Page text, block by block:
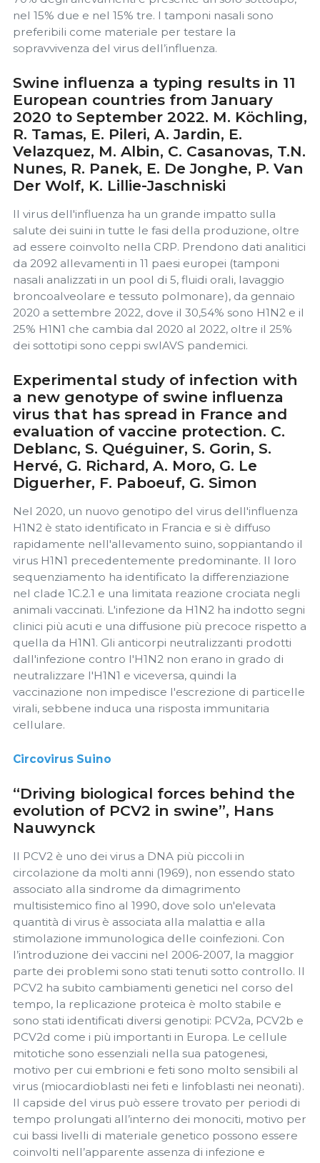
nel 15% due e nel 15% tre. I tamponi nasali sono
preferibili come materiale per testare la
sopravvivenza del virus dell’influenza.
Swine influenza a typing results in 11
European countries from January
2020 to September 2022. M. Köchling,
R. Tamas, E. Pileri, A. Jardin, E.
Velazquez, M. Albin, C. Casanovas, T.N.
Nunes, R. Panek, E. De Jonghe, P. Van
Der Wolf, K. Lillie-Jaschniski
Il virus dell'influenza ha un grande impatto sulla
salute dei suini in tutte le fasi della produzione, oltre
ad essere coinvolto nella CRP. Prendono dati analitici
da 2092 allevamenti in 11 paesi europei (tamponi
nasali analizzati in un pool di 5, fluidi orali, lavaggio
broncoalveolare e tessuto polmonare), da gennaio
2020 a settembre 2022, dove il 30,54% sono H1N2 e il
25% H1N1 che cambia dal 2020 al 2022, oltre il 25%
dei sottotipi sono ceppi swIAVS pandemici.
Experimental study of infection with
a new genotype of swine influenza
virus that has spread in France and
evaluation of vaccine protection. C.
Deblanc, S. Quéguiner, S. Gorin, S.
Hervé, G. Richard, A. Moro, G. Le
Diguerher, F. Paboeuf, G. Simon
Nel 2020, un nuovo genotipo del virus dell'influenza
H1N2 è stato identificato in Francia e si è diffuso
rapidamente nell'allevamento suino, soppiantando il
virus H1N1 precedentemente predominante. Il loro
sequenziamento ha identificato la differenziazione
nel clade 1C.2.1 e una limitata reazione crociata negli
animali vaccinati. L'infezione da H1N2 ha indotto segni
clinici più acuti e una diffusione più precoce rispetto a
quella da H1N1. Gli anticorpi neutralizzanti prodotti
dall'infezione contro l'H1N2 non erano in grado di
neutralizzare l'H1N1 e viceversa, quindi la
vaccinazione non impedisce l'escrezione di particelle
virali, sebbene induca una risposta immunitaria
cellulare.
Circovirus Suino
“Driving biological forces behind the
evolution of PCV2 in swine”, Hans
Nauwynck
Il PCV2 è uno dei virus a DNA più piccoli in
circolazione da molti anni (1969), non essendo stato
associato alla sindrome da dimagrimento
multisistemico fino al 1990, dove solo un'elevata
quantità di virus è associata alla malattia e alla
stimolazione immunologica delle coinfezioni. Con
l’introduzione dei vaccini nel 2006-2007, la maggior
parte dei problemi sono stati tenuti sotto controllo. Il
PCV2 ha subito cambiamenti genetici nel corso del
tempo, la replicazione proteica è molto stabile e
sono stati identificati diversi genotipi: PCV2a, PCV2b e
PCV2d come i più importanti in Europa. Le cellule
mitotiche sono essenziali nella sua patogenesi,
motivo per cui embrioni e feti sono molto sensibili al
virus (miocardioblasti nei feti e linfoblasti nei neonati).
Il capside del virus può essere trovato per periodi di
tempo prolungati all’interno dei monociti, motivo per
cui bassi livelli di materiale genetico possono essere
coinvolti nell’apparente assenza di infezione e